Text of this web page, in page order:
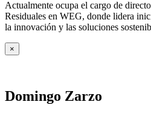
Actualmente ocupa el cargo de
Residuales en WEG, donde lidera
la innovación y las soluciones
×
Domingo Zarzo